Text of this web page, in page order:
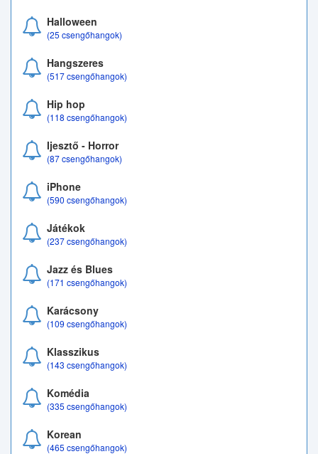
Halloween
(25 csengőhangok)
Hangszeres
(517 csengőhangok)
Hip hop
(118 csengőhangok)
Ijesztő - Horror
(87 csengőhangok)
iPhone
(590 csengőhangok)
Játékok
(237 csengőhangok)
Jazz és Blues
(171 csengőhangok)
Karácsony
(109 csengőhangok)
Klasszikus
(143 csengőhangok)
Komédia
(335 csengőhangok)
Korean
(465 csengőhangok)